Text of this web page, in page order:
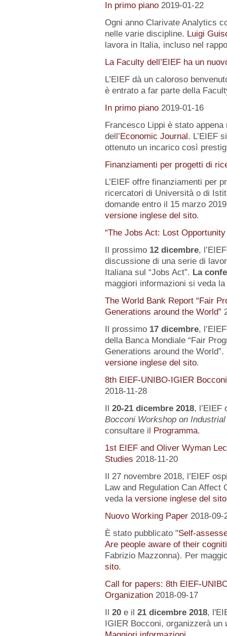
In primo piano 2019-01-22
Ogni anno Clarivate Analytics
nelle varie discipline. Luigi
lavora in Italia, incluso nel
La Faculty dell’EIEF ha un
L’EIEF dà un caloroso
è entrato a far parte della
In primo piano 2019-01-16
Francesco Lippi è stato
dell’Economic Journal. L’EIEF
ottenuto un incarico così
Finanziamenti per progetti di
L’EIEF offre finanziamenti per
ricercatori di Università o di
domande entro il 15 marzo
versione inglese del sito.
“The Jobs Act: Lost
Il prossimo 12 dicembre,
discussione di una serie di
Italiana sul “Jobs Act”. La
maggiori informazioni si veda la
The World Bank Report “Fair
Generations around the World”
Il prossimo 17 dicembre,
della Banca Mondiale “Fair
Generations around the
versione inglese del sito.
8th EIEF-UNIBO-IGIER
2018-11-28
Il 20-21 dicembre 2018, l’EIEF
Bocconi Workshop on
consultare il Programma.
1st EIEF and Oliver Wyman
Studies 2018-11-20
Il 27 novembre 2018, l’EIEF
Law and Regulation Can Affect
veda la versione inglese del
Nuovo Working Paper 2018-09-
È stato pubblicato "Self-
Are people aware of their
Fabrizio Mazzonna). Per
sito.
Call for papers: 8th EIEF-
Organization 2018-09-17
Il 20 e il 21 dicembre 2018,
IGIER Bocconi, organizzerà un